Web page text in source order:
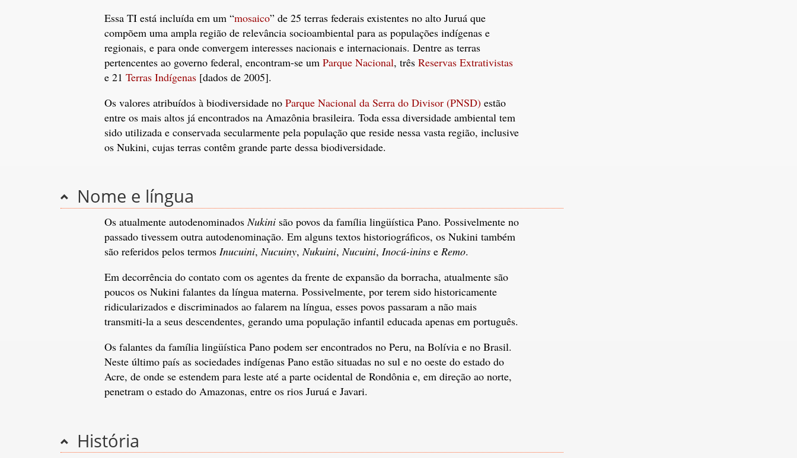
Essa TI está incluída em um “mosaico” de 25 terras federais existentes no alto Juruá que
compõem uma ampla região de relevância socioambiental para as populações indígenas e
regionais, e para onde convergem interesses nacionais e internacionais. Dentre as terras
pertencentes ao governo federal, encontram-se um Parque Nacional, três Reservas Extrativistas
e 21 Terras Indígenas[dados de 2005].
Os valores atribuídos à biodiversidade no Parque Nacional da Serra do Divisor (PNSD)estão
entre os mais altos já encontrados na Amazônia brasileira. Toda essa diversidade ambiental tem
sido utilizada e conservada secularmente pela população que reside nessa vasta região, inclusive
os Nukini, cujas terras contêm grande parte dessa biodiversidade.
Nome e língua
Os atualmente autodenominadosNukinisão povos da família lingüística Pano. Possivelmente no
passado tivessem outra autodenominação. Em alguns textos historiográficos, os Nukini também
são referidos pelos termos Inucuini,Nucuiny,Nukuini,Nucuini, Inocú-ininse Remo.
Em decorrência do contato com os agentes da frente de expansão da borracha, atualmente são
poucos os Nukini falantes da língua materna. Possivelmente, por terem sido historicamente
ridicularizados e discriminados ao falarem na língua, esses povos passaram a não mais
transmiti-la a seus descendentes, gerando uma população infantil educada apenas em português.
Os falantes da família lingüística Pano podem ser encontrados no Peru, na Bolívia e no Brasil.
Neste último país as sociedades indígenas Pano estão situadas no sul e no oeste do estado do
Acre, de onde se estendem para leste até a parte ocidental de Rondônia e, em direção ao norte,
penetram o estado do Amazonas, entre os rios Juruá e Javari.
História